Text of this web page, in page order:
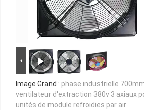
Image Grand : phase industrielle
ventilateur d'extraction 380v 3 axiaux
unités de module refroidies par air